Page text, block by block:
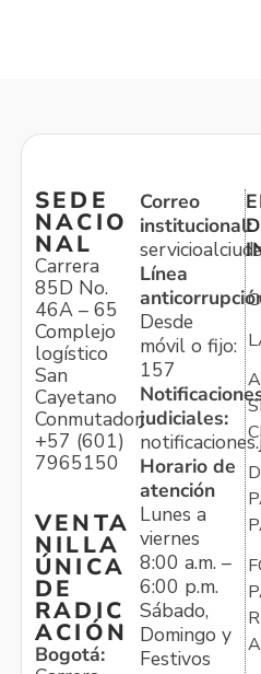
SEDE
NACIO
NAL
Carrera
85D No.
46A – 65
Complejo
logístico
San
Cayetano
Conmutador:
+57 (601)
7965150
VENTA
NILLA
ÚNICA
DE
RADIC
ACIÓN
Bogotá:
Correo
institucional:
Línea
Desde
móvil o fijo:
157
judiciales:
Horario de
atención
Lunes a
viernes
8:00 a.m. –
6:00 p.m.
Sábado,
Domingo y
Festivos